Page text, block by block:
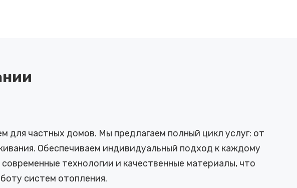
для частных домов. Мы предлагаем полный цикл услуг: от
Обеспечиваем индивидуальный подход к каждому
технологии и качественные материалы, что
систем отопления.